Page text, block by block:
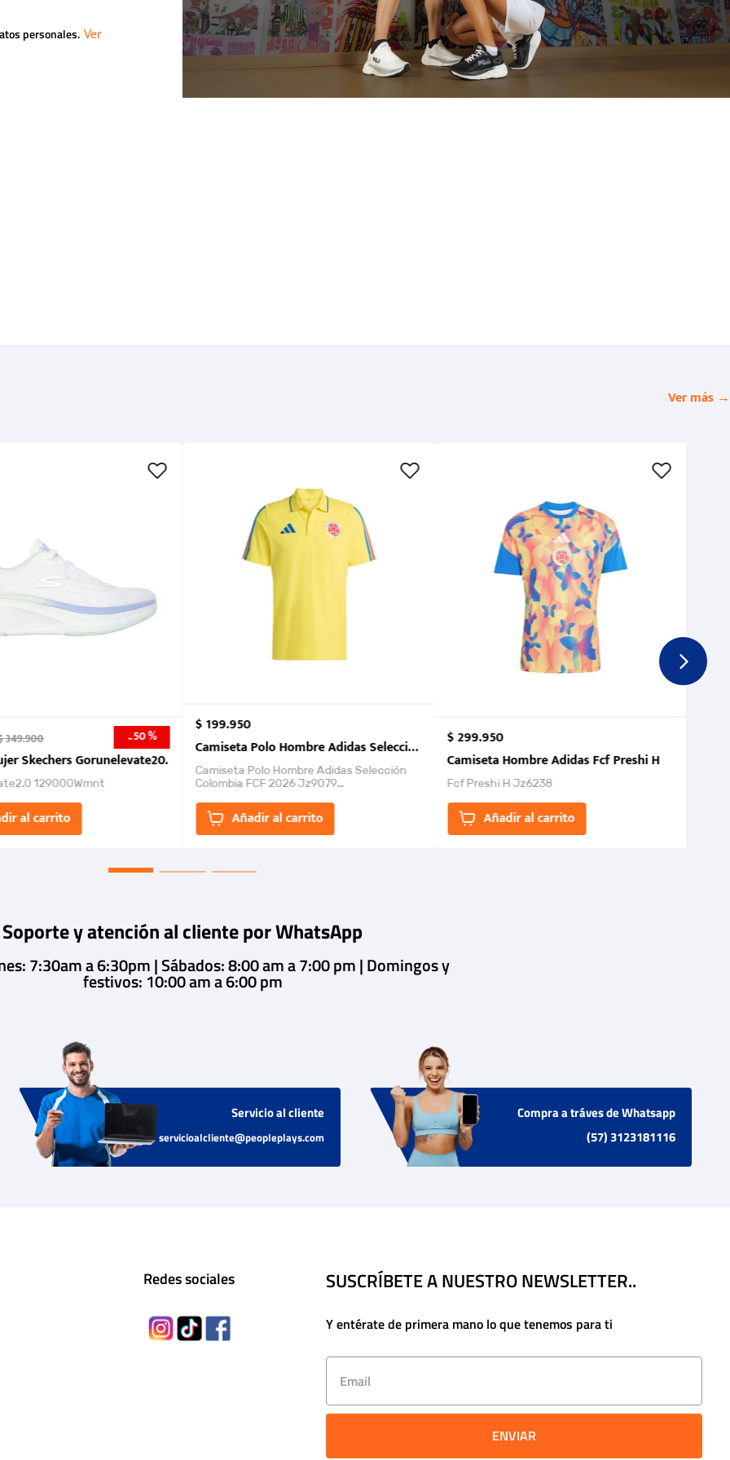
personales.
Ver más →
2026
349.900 -50 %
Skechers Gorunelevate20.
129000Wmnt
al carrito
$199.950
Camiseta Polo Hombre Adidas Selección Colombia FCF 2026.
Camiseta Polo Hombre Adidas Selección
Colombia FCF 2026 Jz9079
un estilo de...Añadir al carrito
$299.950
Camiseta Hombre Adidas Fcf Preshi H
Fcf Preshi H Jz6238
Añadir al carrito
Soporte y atención al cliente por WhatsApp
7:30am a 6:30pm | Sábados: 8:00 am a 7:00 pm | Domingos y
festivos: 10:00 am a 6:00 pm
Servicio al cliente
servicioalcliente@peopleplays.com
Compra a tráves de Whatsapp
(57) 3123181116
Redes sociales SUSCRÍBETE A NUESTRO NEWSLETTER..
Y entérate de primera mano lo que tenemos para ti
ENVIAR